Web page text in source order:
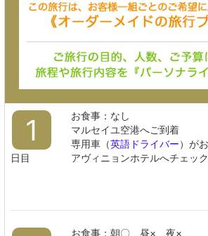
1
日目
お食事：なし
マルセイユ空港へご到着
専用車（英語ドライバー）が
アヴィニョンホテルへチェッ
お食事：朝〇 昼× 夜×